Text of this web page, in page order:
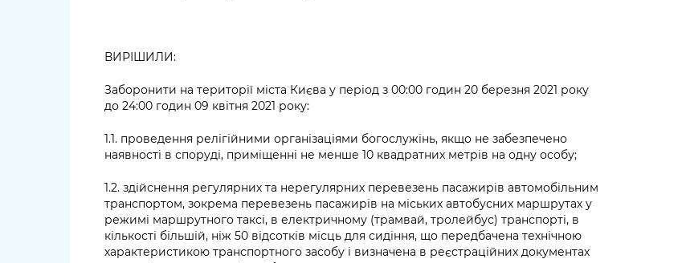
ВИРІШИЛИ:
Заборонити на території міста Києва у період з 00:00 годин 20 березня 2021 року
до 24:00 годин 09 квітня 2021 року:
1.1. проведення релігійними організаціями богослужінь, якщо не забезпечено
наявності в споруді, приміщенні не менше 10 квадратних метрів на одну особу;
1.2. здійснення регулярних та нерегулярних перевезень пасажирів автомобільним
транспортом, зокрема перевезень пасажирів на міських автобусних маршрутах у
режимі маршрутного таксі, в електричному (трамвай, тролейбус) транспорті, в
кількості більшій, ніж 50 відсотків місць для сидіння, що передбачена технічною
характеристикою транспортного засобу і визначена в реєстраційних документах